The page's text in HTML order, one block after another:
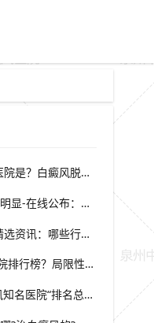
童医院治白癜风皮肤健康医
本地资讯-泉州专治白癜风的医院是？白癜风脱屑是什么症状？
泉州治白癜风的医院哪个效果明显-在线公布：生活中哪些因素会诱发出白癜风
泉州哪里看白癜风医院-每日精选资讯：哪些行为会导致白癜风白斑在长
[重点更新]泉州治疗白癜风医院排行榜？局限性白癜风早期症状？
白癜风医院!福建省泉州白癜风知名医院“排名总榜公开”福建省泉州治白癜风那家医院较好“强势推荐”?